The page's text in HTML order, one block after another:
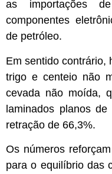
as importações
componentes
de petróleo.
Em sentido contrário,
trigo e centeio não
cevada não moída,
laminados planos
retração de 66,3%.
Os números
para o equilíbrio das